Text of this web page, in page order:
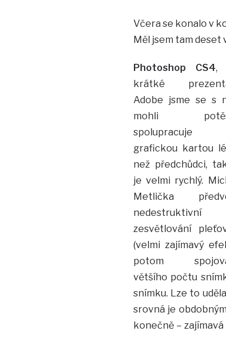
Včera se konalo v
Měl jsem tam deset
Photoshop CS4,
krátké
Adobe jsme se s
mohli
grafickou kartou
než předchůdci,
je velmi rychlý.
Metlička
nedestruktivní
zesvětlování
(velmi zajímavý
potom
většího počtu
snímku. Lze to
srovná je
konečně –